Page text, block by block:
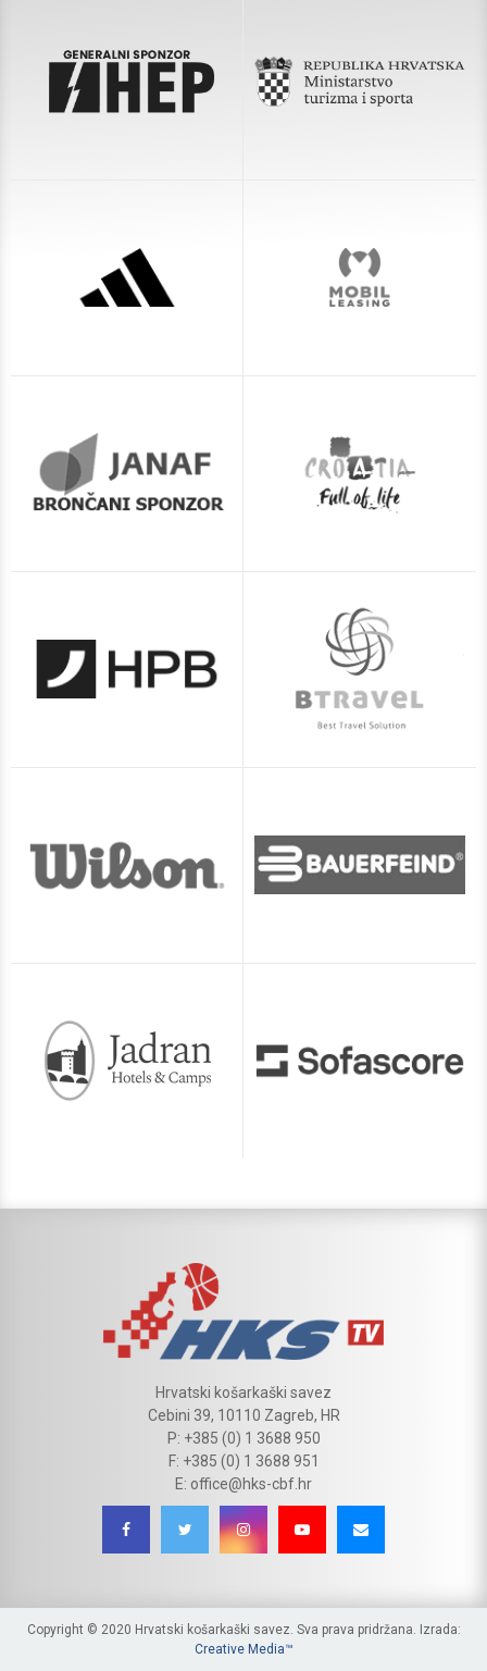
Hrvatski košarkaški savez
Cebini 39, 10110 Zagreb, HR
P: +385 (0) 1 3688 950
F: +385 (0) 1 3688 951
E: office@hks-cbf.hr
Copyright © 2020 Hrvatski košarkaški savez. Sva prava pridržana. Izrada:
Creative Media™